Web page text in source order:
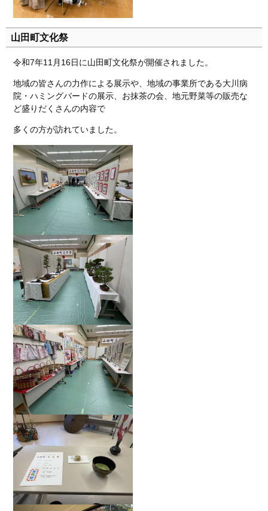
山田町文化祭
令和7年11月16日に山田町文化祭が開催されました。
地域の皆さんの力作による展示や、地域の事業所である大川病
院・ハミングバードの展示、お抹茶の会、地元野菜等の販売な
ど盛りだくさんの内容で
多くの方が訪れていました。